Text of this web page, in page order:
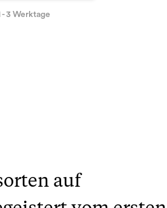
3 Werktage
auf